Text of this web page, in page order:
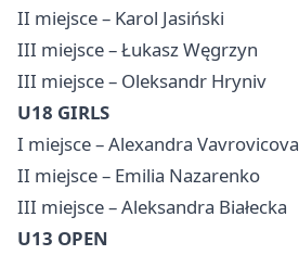
II miejsce – Karol Jasiński
III miejsce – Łukasz Węgrzyn
III miejsce – Oleksandr Hryniv
U18 GIRLS
I miejsce – Alexandra Vavrovicova
II miejsce – Emilia Nazarenko
III miejsce – Aleksandra Białecka
U13 OPEN